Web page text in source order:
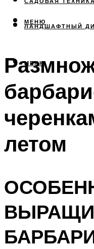
ЛАНДШАФТНЫЙ
МЕНЮ
МЕНЮ
летом